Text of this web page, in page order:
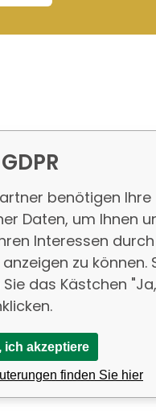
benötigen Ihre
Daten, um Ihnen
Interessen durch
zu können.
das Kästchen
ich akzeptiere
finden Sie hier